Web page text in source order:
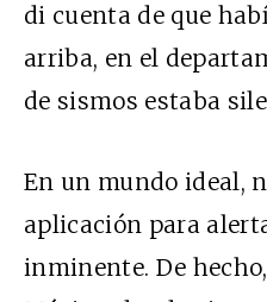
di cuenta de que
arriba, en el
de sismos estaba
En un mundo ideal,
aplicación para
inminente. De